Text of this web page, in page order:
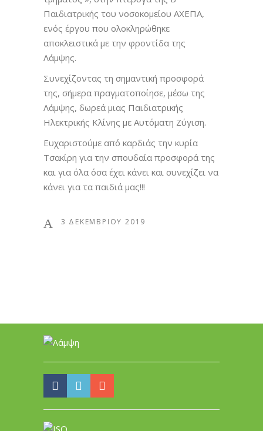
Παιδιατρικής του νοσοκομείου ΑΧΕΠΑ,
ενός έργου που ολοκληρώθηκε
αποκλειστικά με την φροντίδα της
Λάμψης.
Συνεχίζοντας τη σημαντική προσφορά
της, σήμερα πραγματοποίησε, μέσω της
Λάμψης, δωρεά μιας Παιδιατρικής
Ηλεκτρικής Κλίνης με Αυτόματη Ζύγιση.
Ευχαριστούμε από καρδιάς την κυρία
Τσακίρη για την σπουδαία προσφορά της
και για όλα όσα έχει κάνει και συνεχίζει να
κάνει για τα παιδιά μας!!!
3 ΔΕΚΕΜΒΡΊΟΥ 2019